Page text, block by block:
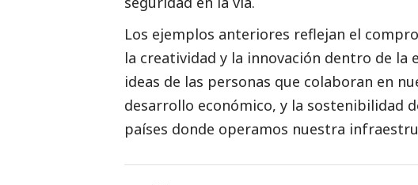
Los ejemplos anteriores reflejan el
la creatividad y la innovación dentro de la
ideas de las personas que colaboran en
desarrollo económico, y la sostenibilidad
países donde operamos nuestra